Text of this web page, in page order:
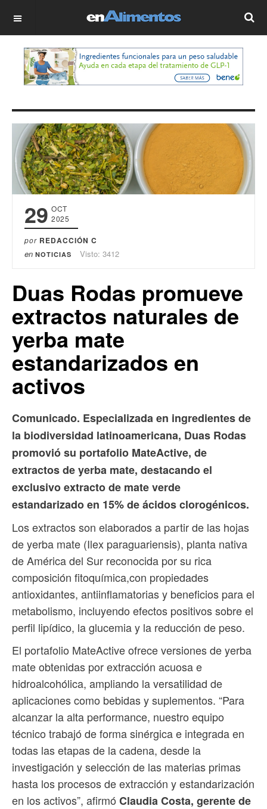
OFF CANVAS
29 OCT
2025
por REDACCIÓN C
en NOTICIAS Visto: 3412
Duas Rodas promueve
extractos naturales de
yerba mate
estandarizados en
activos
Comunicado. Especializada en ingredientes de
la biodiversidad latinoamericana, Duas Rodas
promovió su portafolio MateActive, de
extractos de yerba mate, destacando el
exclusivo extracto de mate verde
estandarizado en 15% de ácidos clorogénicos.
Los extractos son elaborados a partir de las hojas
de yerba mate (Ilex paraguariensis), planta nativa
de América del Sur reconocida por su rica
composición fitoquímica,con propiedades
antioxidantes, antiinflamatorias y beneficios para el
metabolismo, incluyendo efectos positivos sobre el
perfil lipídico, la glucemia y la reducción de peso.
El portafolio MateActive ofrece versiones de yerba
mate obtenidas por extracción acuosa e
hidroalcohólica, ampliando la versatilidad de
aplicaciones como bebidas y suplementos. “Para
alcanzar la alta performance, nuestro equipo
técnico trabajó de forma sinérgica e integrada en
todas las etapas de la cadena, desde la
investigación y selección de las materias primas
hasta los procesos de extracción y estandarización
en los activos”, afirmó Claudia Costa, gerente de